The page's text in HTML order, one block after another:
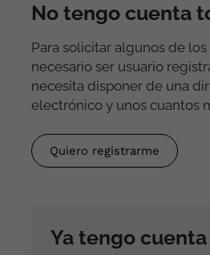
No tengo cuenta
Para solicitar algunos de
necesario ser usuario
necesita disponer de una
electrónico y unos cuantos
Quiero registrarme
Ya tengo cuenta